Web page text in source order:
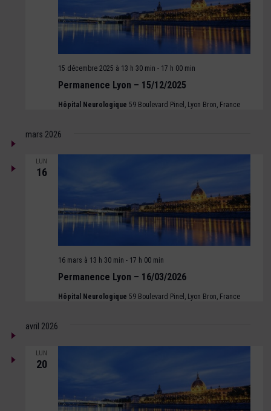
Permanence Lyon – 15/12/2025
15 décembre 2025 à 13 h 30 min - 17 h 00 min
Hôpital Neurologique 59 Boulevard Pinel, Lyon Bron, France
mars 2026
LUN
16
Permanence Lyon – 16/03/2026
16 mars à 13 h 30 min - 17 h 00 min
Hôpital Neurologique 59 Boulevard Pinel, Lyon Bron, France
avril 2026
LUN
20